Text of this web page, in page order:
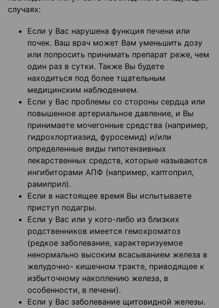
случаях:
Если у Вас нарушена функция печени или
почек. Ваш врач может Вам уменьшить дозу
или попросить принимать препарат реже, чем
один раз в сутки. Также Вы будете
находиться под более тщательным
медицинским наблюдением.
Если у Вас проблемы со стороны сердца или
повышенное артериальное давление, и Вы
принимаете мочегонные средства (например,
гидрохлортиазид, фуросемид) и/или
определенные виды гипотензивных
лекарственных средств, которые называются
ингибиторами АПФ (например, каптоприл,
рамиприл).
Если в настоящее время Вы испытываете
приступ подагры.
Если у Вас или у кого-либо из близких
родственников имеется гемохроматоз
(редкое заболевание, характеризуемое
ненормально высоким всасыванием железа в
желудочно- кишечном тракте, приводящее к
избыточному накоплению железа, в
особенности, в печени).
Если у Вас заболевание щитовидной железы.